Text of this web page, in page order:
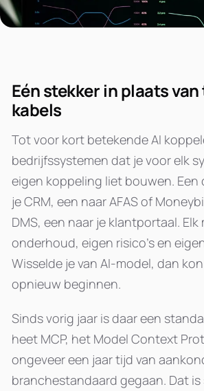
Eén stekker in plaats
kabels
Tot voor kort betekende AI
bedrijfssystemen dat je voor elk
eigen koppeling liet bouwen.
je CRM, een naar AFAS of
DMS, een naar je klantportaal. Elk
onderhoud, eigen risico's en
Wisselde je van AI-model, dan
opnieuw beginnen.
Sinds vorig jaar is daar een
heet MCP, het Model Context
ongeveer een jaar tijd van
branchestandaard gegaan. Dat